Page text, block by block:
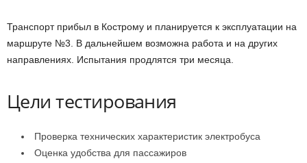
Транспорт прибыл в Кострому и планируется к эксплуатации на
маршруте №3. В дальнейшем возможна работа и на других
направлениях. Испытания продлятся три месяца.
Цели тестирования
Проверка технических характеристик электробуса
Оценка удобства для пассажиров